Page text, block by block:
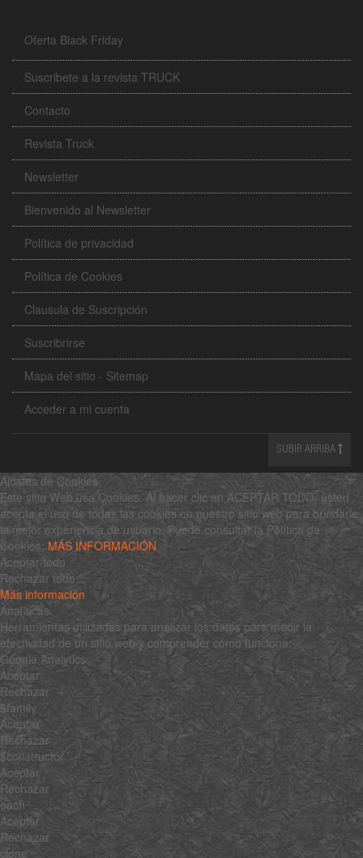
Oferta Black Friday
Suscribete a la revista TRUCK
Contacto
Revista Truck
Newsletter
Bienvenido al Newsletter
Política de privacidad
Política de Cookies
Clausula de Suscripción
Suscribrirse
Mapa del sitio - Sitemap
Acceder a mi cuenta
SUBIR ARRIBA
Ajustes de Cookies
Este sitio Web usa Cookies. Al hacer clic en ACEPTAR TODO, usted
acepta el uso de todas las cookies en nuestro sitio web para brindarle
la mejor experiencia de usuario. Puede consultar la Política de
Cookies:MÁS INFORMACIÓN
Aceptar todo
Rechazar todo
Más información
Analíticas
Herramientas utilizadas para analizar los datos para medir la
efectividad de un sitio web y comprender cómo funciona.
Google Analytics
Aceptar
Rechazar
$family
Aceptar
Rechazar
$constructor
Aceptar
Rechazar
each
Aceptar
Rechazar
clone